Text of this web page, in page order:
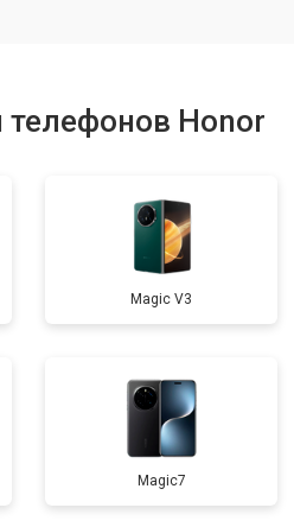
Honor
Magic V3
Magic7